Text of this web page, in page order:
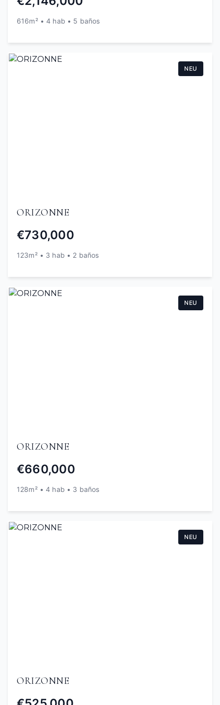
616m² • 4 hab • 5 baños
NEU
ORIZONNE
€730,000
123m² • 3 hab • 2 baños
NEU
ORIZONNE
€660,000
128m² • 4 hab • 3 baños
NEU
ORIZONNE